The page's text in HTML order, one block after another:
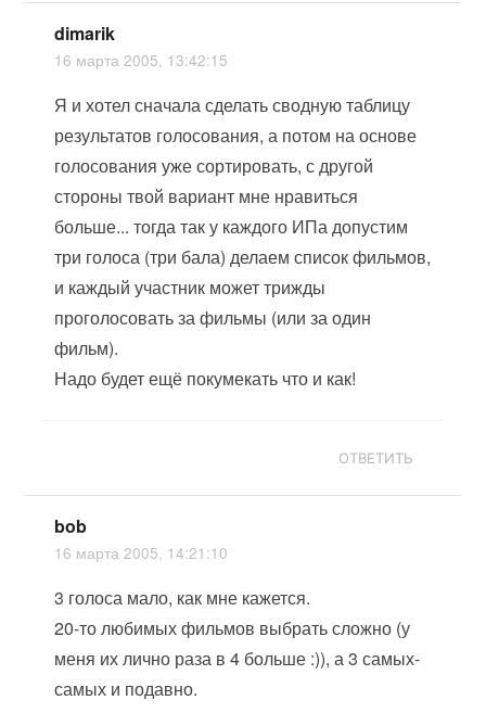
dimarik
16 марта 2005, 13:42:15
Я и хотел сначала сделать сводную таблицу
результатов голосования, а потом на основе
голосования уже сортировать, с другой
стороны твой вариант мне нравиться
больше... тогда так у каждого ИПа допустим
три голоса (три бала) делаем список фильмов,
и каждый участник может трижды
проголосовать за фильмы (или за один
фильм).
Надо будет ещё покумекать что и как!
ОТВЕТИТЬ
bob
16 марта 2005, 14:21:10
3 голоса мало, как мне кажется.
20-то любимых фильмов выбрать сложно (у
меня их лично раза в 4 больше :)), а 3 самых-
самых и подавно.